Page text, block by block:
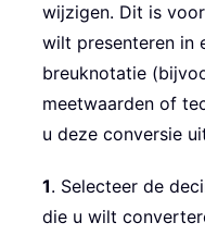
wijzigen. Dit is
wilt presenteren in
breuknotatie
meetwaarden of
u deze conversie
1. Selecteer de
die u wilt